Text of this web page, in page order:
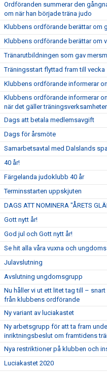
Ordföranden summerar den
om när han började träna judo
Klubbens ordförande berättar om
Klubbens ordförande berättar om
Tränarutbildningen som gav
Träningsstart flyttad fram till vecka
Klubbens ordförande informerar
Klubbens ordförande informerar
när det gäller
Dags att betala medlemsavgift
Dags för årsmöte
Samarbetsavtal med Dalslands
40 år!
Färgelanda judoklubb 40 år
Terminsstarten uppskjuten
DAGS ATT NOMINERA "ÅRETS
Gott nytt år!
God jul och Gott nytt år!
Se hit alla våra vuxna och
Julavslutning
Avslutning ungdomsgrupp
Nu håller vi ut ett litet tag till –
från klubbens ordförande
Ny variant av luciakastet
Ny arbetsgrupp för att ta fram
inriktningsbeslut om framtidens
Nya restriktioner på klubben och
Luciakastet 2020